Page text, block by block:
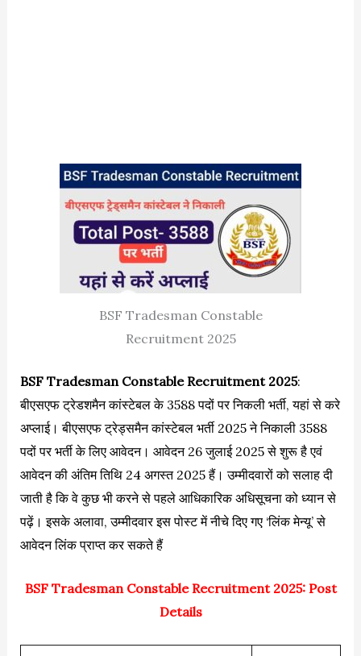
BSF Tradesman Constable
Recruitment 2025
BSF Tradesman Constable Recruitment 2025:
बीएसएफ ट्रेडशमैन कांस्टेबल के 3588 पदों पर निकली भर्ती, यहां से करे
अप्लाई। बीएसएफ ट्रेड्समैन कांस्टेबल भर्ती 2025 ने निकाली 3588
पदों पर भर्ती के लिए आवेदन। आवेदन 26 जुलाई 2025 से शुरू है एवं
आवेदन की अंतिम तिथि 24 अगस्त 2025 हैं। उम्मीदवारों को सलाह दी
जाती है कि वे कुछ भी करने से पहले आधिकारिक अधिसूचना को ध्यान से
पढ़ें। इसके अलावा, उम्मीदवार इस पोस्ट में नीचे दिए गए ‘लिंक मेन्यू’ से
आवेदन लिंक प्राप्त कर सकते हैं
BSF Tradesman Constable Recruitment 2025: Post
Details